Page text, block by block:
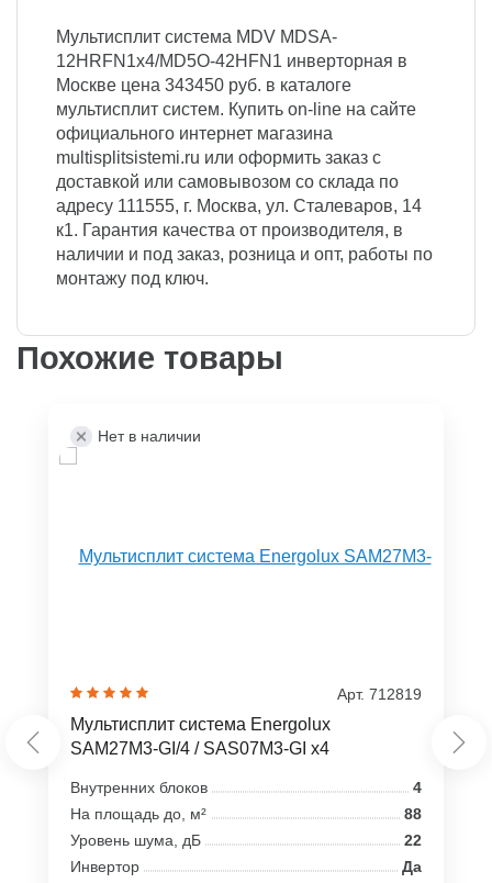
Мультисплит система MDV MDSA-
12HRFN1x4/MD5O-42HFN1 инверторная в
Москве цена 343450 руб. в каталоге
мультисплит систем. Купить on-line на сайте
официального интернет магазина
multisplitsistemi.ru или оформить заказ с
доставкой или самовывозом со склада по
адресу 111555, г. Москва, ул. Сталеваров, 14
к1. Гарантия качества от производителя, в
наличии и под заказ, розница и опт, работы по
монтажу под ключ.
Похожие товары
Нет в наличии
Арт. 712819
Мультисплит система Energolux
SAM27M3-GI/4 / SAS07M3-GI x4
Внутренних блоков
4
На площадь до, м²
88
Уровень шума, дБ
22
Инвертор
Да